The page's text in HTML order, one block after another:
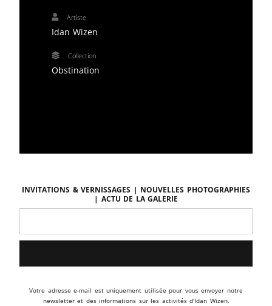
Artiste
Idan Wizen
Collection
Obstination
Invitations & vernissages | Nouvelles photographies
| Actu de la galerie
Votre adresse e-mail est uniquement utilisée pour vous envoyer notre
newsletter et des informations sur les activités d'Idan Wizen.